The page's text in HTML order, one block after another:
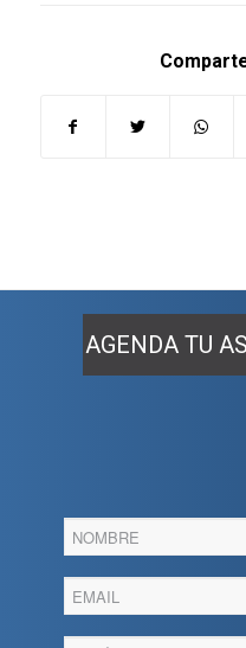
AGENDA TU
Agenda
tu
asesoria